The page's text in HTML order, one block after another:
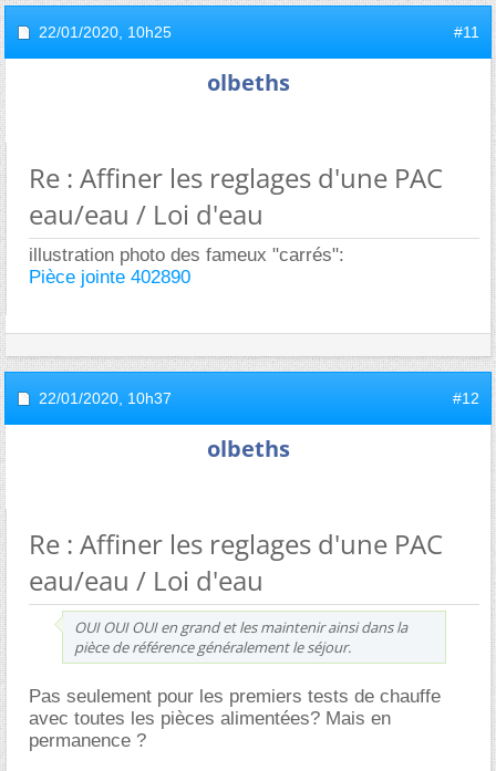
22/01/2020, 10h25 #11
olbeths
Re : Affiner les reglages d'une PAC
eau/eau / Loi d'eau
illustration photo des fameux "carrés":
Pièce jointe 402890
22/01/2020, 10h37 #12
olbeths
Re : Affiner les reglages d'une PAC
eau/eau / Loi d'eau
OUI OUI OUI en grand et les maintenir ainsi dans la
pièce de référence généralement le séjour.
Pas seulement pour les premiers tests de chauffe
avec toutes les pièces alimentées? Mais en
permanence ?